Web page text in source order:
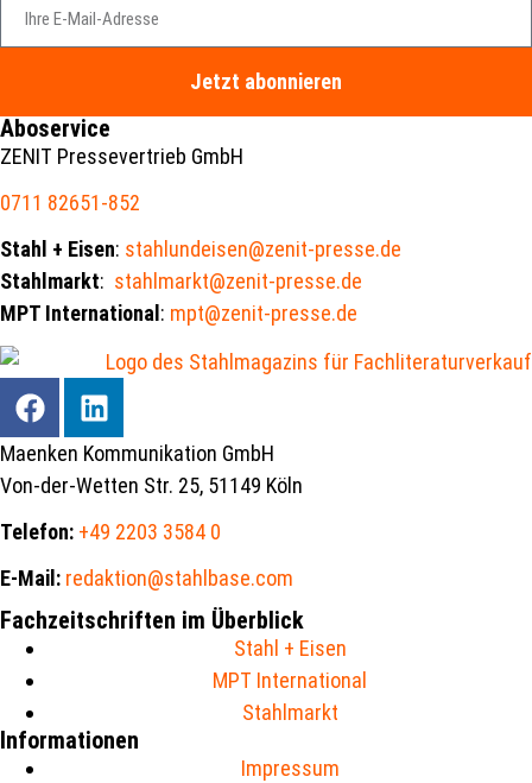
Jetzt abonnieren
Aboservice
ZENIT Pressevertrieb GmbH
0711 82651-852
Stahl + Eisen: stahlundeisen@zenit-presse.de
Stahlmarkt: stahlmarkt@zenit-presse.de
MPT International : mpt@zenit-presse.de
Maenken Kommunikation GmbH
Von-der-Wetten Str. 25, 51149 Köln
Telefon: +49 2203 3584 0
E-Mail: redaktion@stahlbase.com
Fachzeitschriften im Überblick
Stahl + Eisen
MPT International
Stahlmarkt
Informationen
Impressum